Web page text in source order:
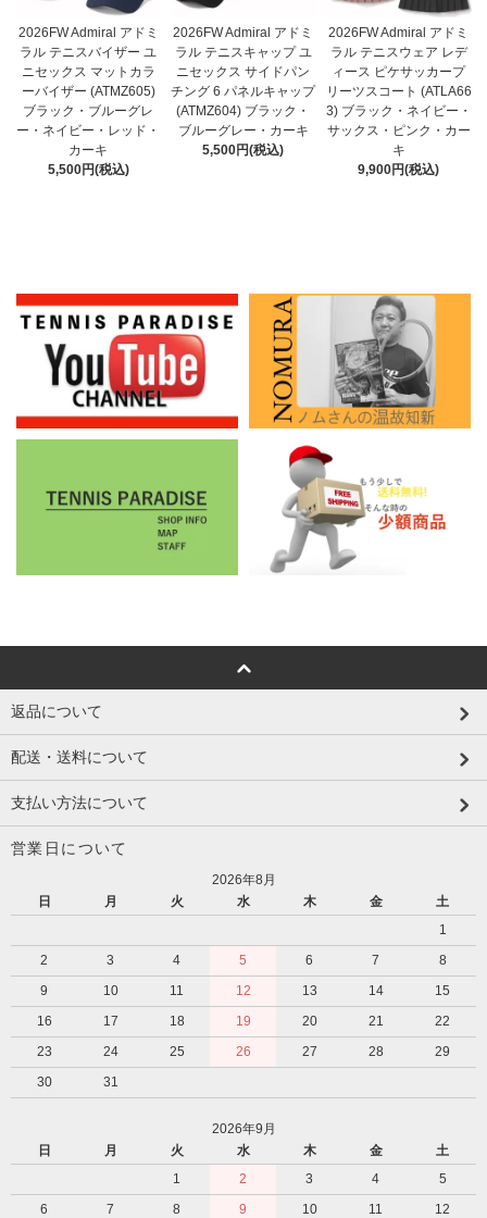
2026FW Admiral アドミ
ラル テニスバイザー ユ
ニセックス マットカラ
ーバイザー (ATMZ605)
ブラック・ブルーグレ
ー・ネイビー・レッド・
カーキ
5,500円(税込)
2026FW Admiral アドミ
ラル テニスキャップ ユ
ニセックス サイドパン
チング 6 パネルキャップ
(ATMZ604) ブラック・
ブルーグレー・カーキ
5,500円(税込)
2026FW Admiral アドミ
ラル テニスウェア レデ
ィース ピケサッカープ
リーツスコート (ATLA66
3) ブラック・ネイビー・
サックス・ピンク・カー
キ
9,900円(税込)
返品について
配送・送料について
支払い方法について
営業日について
2026年8月
日
月 火 水 木 金
土
1
2
3 4 5 6 7
8
9
10 11 12 13 14
15
16
17 18 19 20 21
22
23
24 25 26 27 28
29
30
31
2026年9月
日
月 火 水 木 金
土
1
2 3 4
5
6
7 8 9 10 11
12